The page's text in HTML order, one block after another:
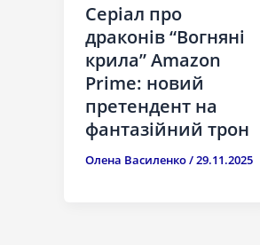
Серіал про
драконів “Вогняні
крила” Amazon
Prime: новий
претендент на
фантазійний трон
Олена Василенко/29.11.2025